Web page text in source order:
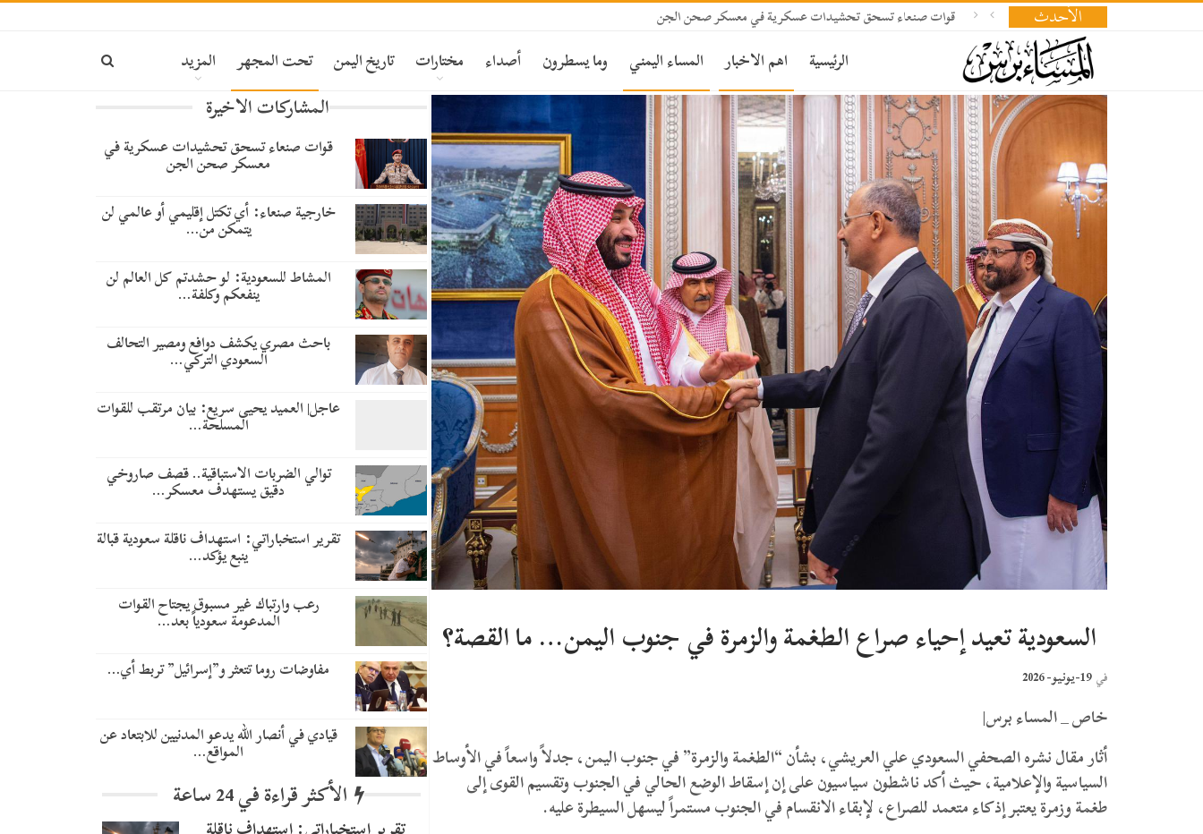
الأحدث قوات صنعاء تسحق تحشيدات عسكرية في معسكر صحن الجن
الرئيسية اهم الاخبار المساء اليمني وما يسطرون أصداء مختارات تاريخ اليمن تحت المجهر المزيد
السعودية تعيد إحياء صراع الطغمة والزمرة في جنوب اليمن… ما القصة؟
في 19-يونيو- 2026
خاص _ المساء برس|
أثار مقال نشره الصحفي السعودي علي العريشي، بشأن “الطغمة والزمرة” في جنوب اليمن، جدلاً واسعاً في الأوساط
السياسية والإعلامية، حيث أكد ناشطون سياسيون على إن إسقاط الوضع الحالي في الجنوب وتقسيم القوى إلى
طغمة وزمرة يعتبر إذكاء متعمد للصراع، لإبقاء الانقسام في الجنوب مستمراً ليسهل السيطرة عليه.
المشاركات الاخيرة
قوات صنعاء تسحق تحشيدات عسكرية في
معسكر صحن الجن
خارجية صنعاء: أي تكتل إقليمي أو عالمي لن
يتمكن من…
المشاط للسعودية: لو حشدتم كل العالم لن
ينفعكم وكلفة…
باحث مصري يكشف دوافع ومصير التحالف
السعودي التركي…
عاجل| العميد يحيى سريع: بيان مرتقب للقوات
المسلحة…
توالي الضربات الاستباقية.. قصف صاروخي
دقيق يستهدف معسكر…
تقرير استخباراتي: استهداف ناقلة سعودية قبالة
ينبع يؤكد…
رعب وارتباك غير مسبوق يجتاح القوات
المدعومة سعودياً بعد…
مفاوضات روما تتعثر و”إسرائيل” تربط أي…
قيادي في أنصار الله يدعو المدنيين للابتعاد عن
المواقع…
الأكثر قراءة في 24 ساعة